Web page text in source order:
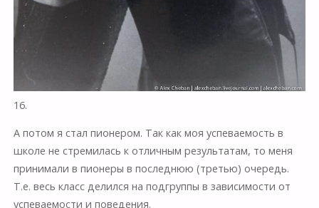
16.
А потом я стал пионером. Так как моя успеваемость в
школе не стремилась к отличным результатам, то меня
принимали в пионеры в последнюю (третью) очередь.
Т.е. весь класс делился на подгруппы в зависимости от
успеваемости и поведения.